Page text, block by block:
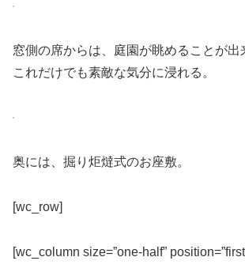
窓側の席からは、庭園が眺めることが出
これだけでも素敵な気分に浸れる。
奥には、掘り炬燵式のお座敷。
[wc_row]
[wc_column size=”one-half”